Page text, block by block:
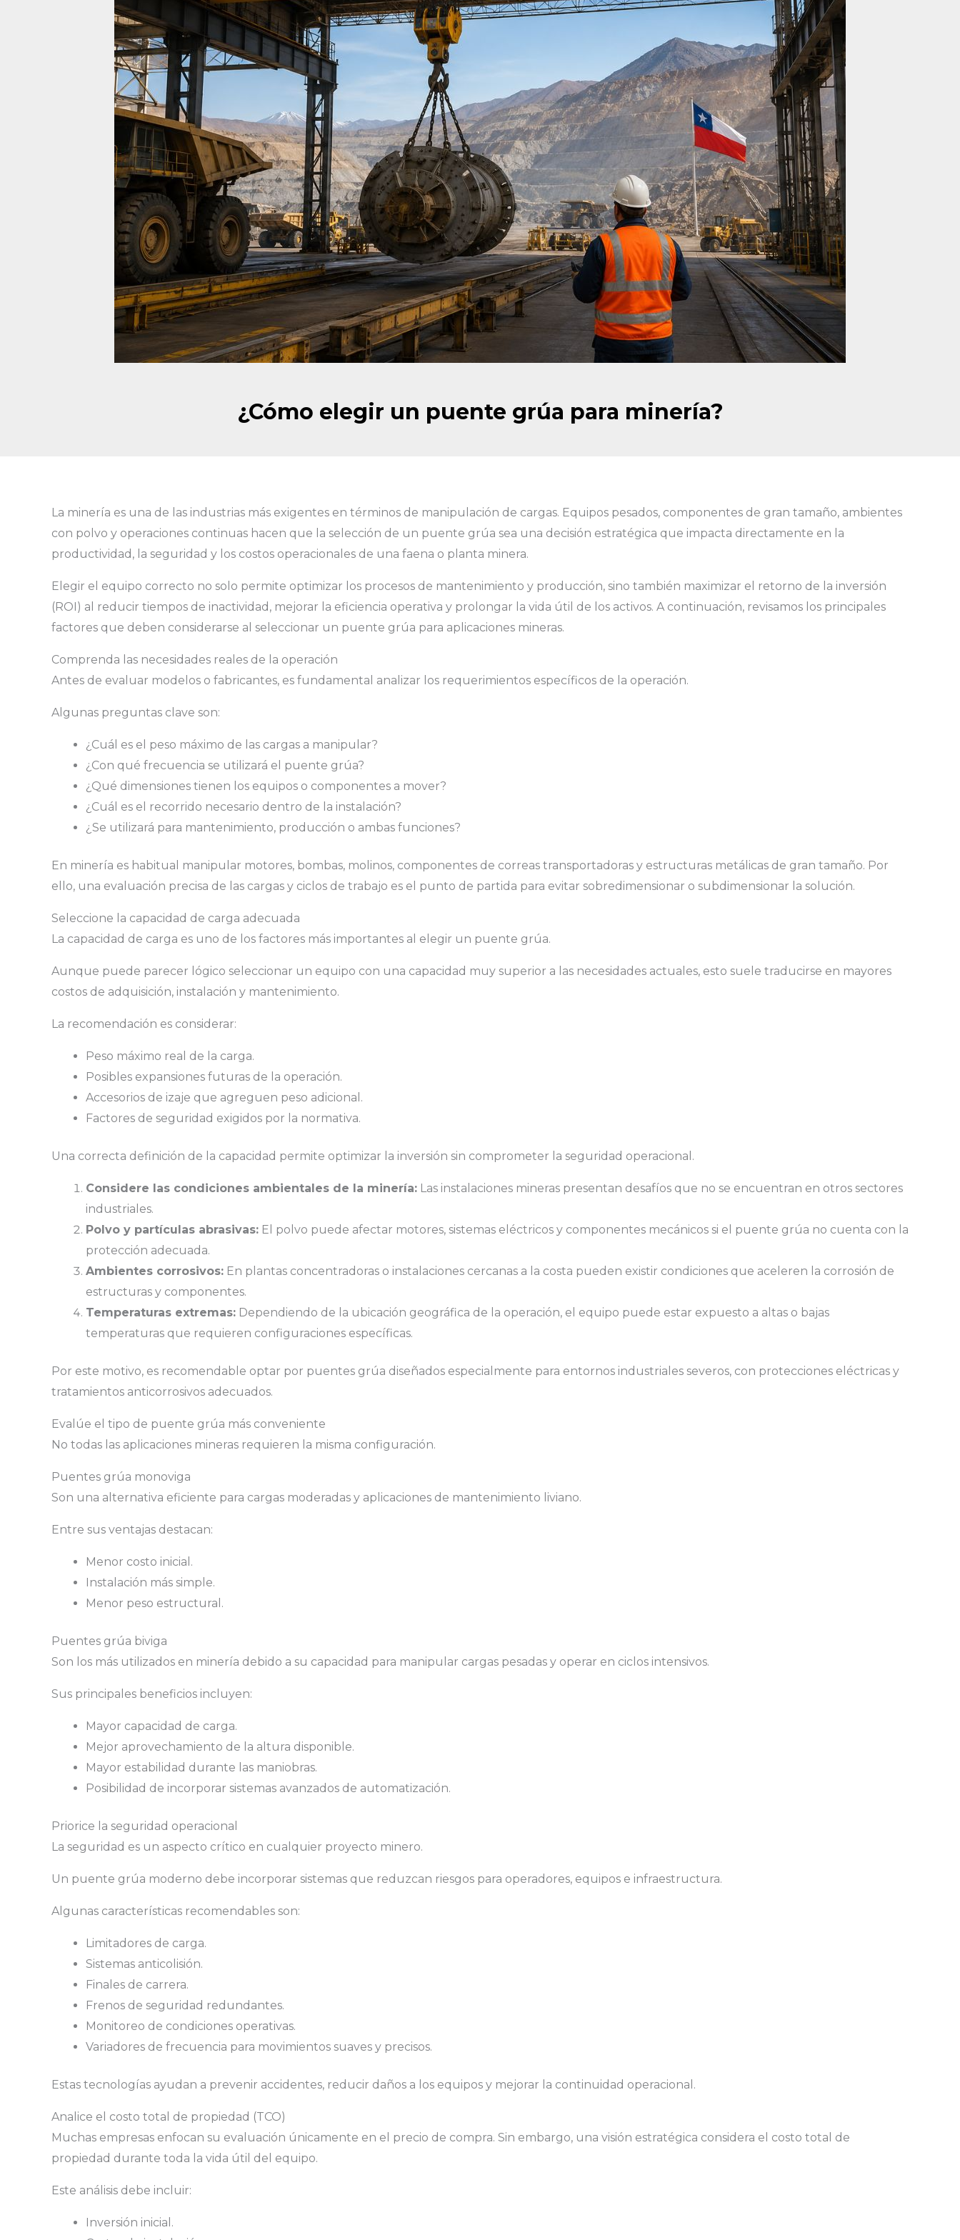
¿Cómo elegir un puente grúa para minería?
La minería es una de las industrias más exigentes en términos de manipulación de cargas. Equipos pesados, componentes de gran tamaño, ambientes
con polvo y operaciones continuas hacen que la selección de un puente grúa sea una decisión estratégica que impacta directamente en la
productividad, la seguridad y los costos operacionales de una faena o planta minera.
Elegir el equipo correcto no solo permite optimizar los procesos de mantenimiento y producción, sino también maximizar el retorno de la inversión
(ROI) al reducir tiempos de inactividad, mejorar la eficiencia operativa y prolongar la vida útil de los activos. A continuación, revisamos los principales
factores que deben considerarse al seleccionar un puente grúa para aplicaciones mineras.
Comprenda las necesidades reales de la operación
Antes de evaluar modelos o fabricantes, es fundamental analizar los requerimientos específicos de la operación.
Algunas preguntas clave son:
¿Cuál es el peso máximo de las cargas a manipular?
¿Con qué frecuencia se utilizará el puente grúa?
¿Qué dimensiones tienen los equipos o componentes a mover?
¿Cuál es el recorrido necesario dentro de la instalación?
¿Se utilizará para mantenimiento, producción o ambas funciones?
En minería es habitual manipular motores, bombas, molinos, componentes de correas transportadoras y estructuras metálicas de gran tamaño. Por
ello, una evaluación precisa de las cargas y ciclos de trabajo es el punto de partida para evitar sobredimensionar o subdimensionar la solución.
Seleccione la capacidad de carga adecuada
La capacidad de carga es uno de los factores más importantes al elegir un puente grúa.
Aunque puede parecer lógico seleccionar un equipo con una capacidad muy superior a las necesidades actuales, esto suele traducirse en mayores
costos de adquisición, instalación y mantenimiento.
La recomendación es considerar:
Peso máximo real de la carga.
Posibles expansiones futuras de la operación.
Accesorios de izaje que agreguen peso adicional.
Factores de seguridad exigidos por la normativa.
Una correcta definición de la capacidad permite optimizar la inversión sin comprometer la seguridad operacional.
Considere las condiciones ambientales de la minería: Las instalaciones mineras presentan desafíos que no se encuentran en otros sectores
industriales.
Polvo y partículas abrasivas: El polvo puede afectar motores, sistemas eléctricos y componentes mecánicos si el puente grúa no cuenta con la
protección adecuada.
Ambientes corrosivos: En plantas concentradoras o instalaciones cercanas a la costa pueden existir condiciones que aceleren la corrosión de
estructuras y componentes.
Temperaturas extremas: Dependiendo de la ubicación geográfica de la operación, el equipo puede estar expuesto a altas o bajas
temperaturas que requieren configuraciones específicas.
Por este motivo, es recomendable optar por puentes grúa diseñados especialmente para entornos industriales severos, con protecciones eléctricas y
tratamientos anticorrosivos adecuados.
Evalúe el tipo de puente grúa más conveniente
No todas las aplicaciones mineras requieren la misma configuración.
Puentes grúa monoviga
Son una alternativa eficiente para cargas moderadas y aplicaciones de mantenimiento liviano.
Entre sus ventajas destacan:
Menor costo inicial.
Instalación más simple.
Menor peso estructural.
Puentes grúa biviga
Son los más utilizados en minería debido a su capacidad para manipular cargas pesadas y operar en ciclos intensivos.
Sus principales beneficios incluyen:
Mayor capacidad de carga.
Mejor aprovechamiento de la altura disponible.
Mayor estabilidad durante las maniobras.
Posibilidad de incorporar sistemas avanzados de automatización.
Priorice la seguridad operacional
La seguridad es un aspecto crítico en cualquier proyecto minero.
Un puente grúa moderno debe incorporar sistemas que reduzcan riesgos para operadores, equipos e infraestructura.
Algunas características recomendables son:
Limitadores de carga.
Sistemas anticolisión.
Finales de carrera.
Frenos de seguridad redundantes.
Monitoreo de condiciones operativas.
Variadores de frecuencia para movimientos suaves y precisos.
Estas tecnologías ayudan a prevenir accidentes, reducir daños a los equipos y mejorar la continuidad operacional.
Analice el costo total de propiedad (TCO)
Muchas empresas enfocan su evaluación únicamente en el precio de compra. Sin embargo, una visión estratégica considera el costo total de
propiedad durante toda la vida útil del equipo.
Este análisis debe incluir:
Inversión inicial.